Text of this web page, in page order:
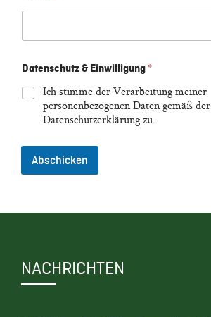
Datenschutz & Einwilligung *
Ich stimme der Verarbeitung meiner
personenbezogenen Daten gemäß der
Datenschutzerklärung zu
Abschicken
NACHRICHTEN